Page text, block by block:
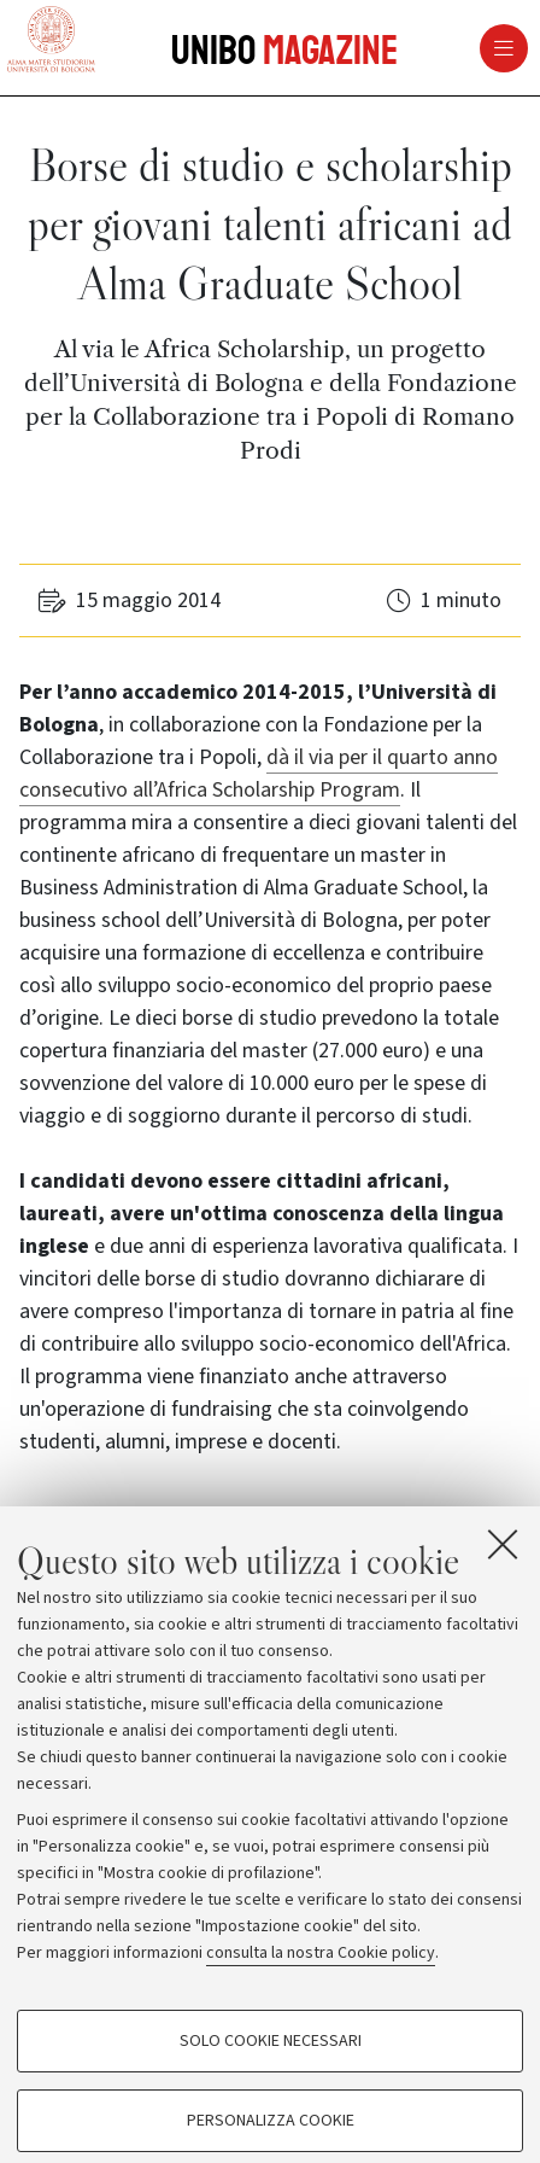
Questo sito web utilizza i cookie
Nel nostro sito utilizziamo sia cookie tecnici necessari per il suo
funzionamento, sia cookie e altri strumenti di tracciamento facoltativi
che potrai attivare solo con il tuo consenso.
Cookie e altri strumenti di tracciamento facoltativi sono usati per
analisi statistiche, misure sull'efficacia della comunicazione
istituzionale e analisi dei comportamenti degli utenti.
Se chiudi questo banner continuerai la navigazione solo con i cookie
necessari.
Puoi esprimere il consenso sui cookie facoltativi attivando l'opzione
in "Personalizza cookie" e, se vuoi, potrai esprimere consensi più
specifici in "Mostra cookie di profilazione".
Potrai sempre rivedere le tue scelte e verificare lo stato dei consensi
rientrando nella sezione "Impostazione cookie" del sito.
Per maggiori informazioni consulta la nostra Cookie policy.
COOKIE DI PROFILAZIONE - FACOLTATIVI
SOLO COOKIE NECESSARI
PERSONALIZZA COOKIE
vai al contenuto della pagina
UniboMagazine
Borse di studio e scholarship
per giovani talenti africani ad
Alma Graduate School
Al via le Africa Scholarship, un progetto
dell’Università di Bologna e della Fondazione
per la Collaborazione tra i Popoli di Romano
Prodi
15 maggio 2014 1 minuto
Per l’anno accademico 2014-2015, l’Università di
Bologna, in collaborazione con la Fondazione per la
Collaborazione tra i Popoli, dà il via per il quarto anno
consecutivo all’Africa Scholarship Program. Il
programma mira a consentire a dieci giovani talenti del
continente africano di frequentare un master in
Business Administration di Alma Graduate School, la
business school dell’Università di Bologna, per poter
acquisire una formazione di eccellenza e contribuire
così allo sviluppo socio-economico del proprio paese
d’origine. Le dieci borse di studio prevedono la totale
copertura finanziaria del master (27.000 euro) e una
sovvenzione del valore di 10.000 euro per le spese di
viaggio e di soggiorno durante il percorso di studi.
I candidati devono essere cittadini africani,
laureati, avere un'ottima conoscenza della lingua
inglese e due anni di esperienza lavorativa qualificata. I
vincitori delle borse di studio dovranno dichiarare di
avere compreso l'importanza di tornare in patria al fine
di contribuire allo sviluppo socio-economico dell'Africa.
Il programma viene finanziato anche attraverso
un'operazione di fundraising che sta coinvolgendo
studenti, alumni, imprese e docenti.
Archivio
Comunicati stampa
Redazione
Rassegna stampa
© Copyright 2026 - ALMA MATER STUDIORUM - Università di